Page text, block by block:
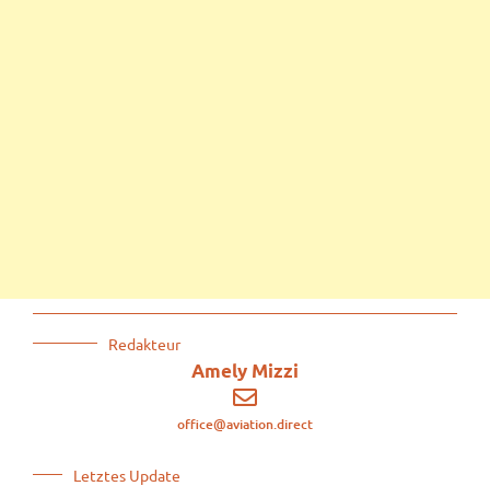
Redakteur
Amely Mizzi
office@aviation.direct
Letztes Update